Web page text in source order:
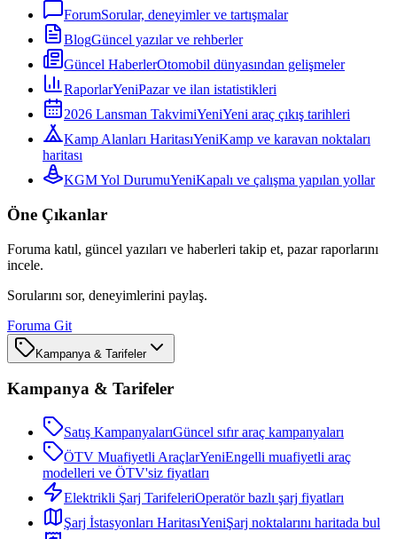
ForumSorular, deneyimler ve tartışmalar
BlogGüncel yazılar ve rehberler
Güncel HaberlerOtomobil dünyasından gelişmeler
RaporlarYeniPazar ve ilan istatistikleri
2026 Lansman TakvimiYeniYeni araç çıkış tarihleri
Kamp Alanları HaritasıYeniKamp ve karavan noktaları
haritası
KGM Yol DurumuYeniKapalı ve çalışma yapılan yollar
Öne Çıkanlar
Foruma katıl, güncel yazıları ve haberleri takip et, pazar raporlarını
incele.
Sorularını sor, deneyimlerini paylaş.
Foruma Git
Kampanya & Tarifeler
Kampanya & Tarifeler
Satış KampanyalarıGüncel sıfır araç kampanyaları
ÖTV Muafiyetli AraçlarYeniEngelli muafiyetli araç
modelleri ve ÖTV'siz fiyatları
Elektrikli Şarj TarifeleriOperatör bazlı şarj fiyatları
Şarj İstasyonları HaritasıYeniŞarj noktalarını haritada bul